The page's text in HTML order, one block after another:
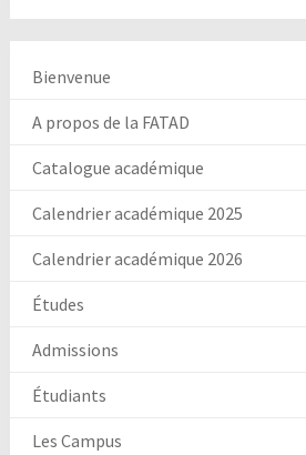
Bienvenue
A propos de la FATAD
Catalogue académique
Calendrier académique 2025
Calendrier académique 2026
Études
Admissions
Étudiants
Les Campus